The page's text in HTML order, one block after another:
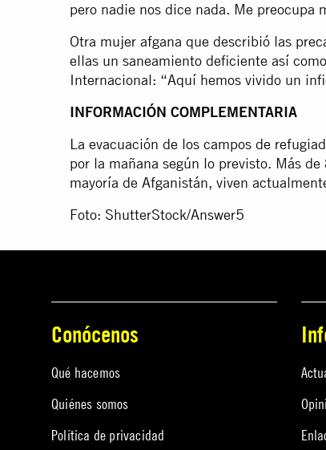
pero nadie nos dice nada. Me preocupa
Otra mujer afgana que describió las
ellas un saneamiento deficiente así
Internacional: “Aquí hemos vivido un
INFORMACIÓN COMPLEMENTARIA
La evacuación de los campos de
por la mañana según lo previsto. Más
mayoría de Afganistán, viven
Foto: ShutterStock/Answer5
Conócenos
Qué hacemos
Quiénes somos
Política de privacidad